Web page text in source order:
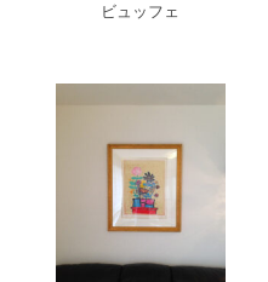
ビュッフェ